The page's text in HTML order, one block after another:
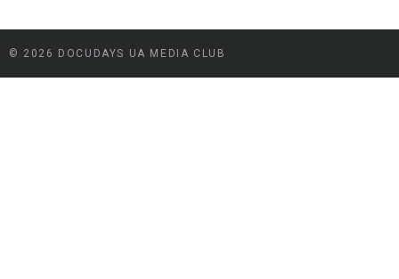
© 2026 DOCUDAYS UA MEDIA CLUB